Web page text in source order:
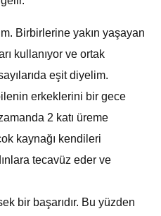
Birbirlerine yakın yaşayan
kullanıyor ve ortak
eşit diyelim.
erkeklerini bir gece
2 katı üreme
kaynağı kendileri
tecavüz eder ve
bir başarıdır. Bu yüzden